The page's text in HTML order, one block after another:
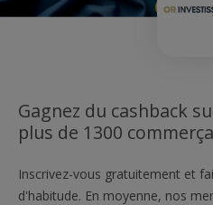
Gagnez du cashback
plus de 1300
Inscrivez-vous gratuitement et
d'habitude. En moyenne, nos